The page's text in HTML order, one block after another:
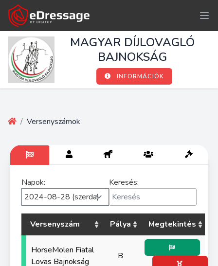
MAGYAR DÍJLOVAGLÓ
BAJNOKSÁG
INFORMÁCIÓK
/ Versenyszámok
Napok: Keresés:
Versenyszám Pálya Megtekintés
HorseMolen Fiatal
Lovas Bajnokság
B